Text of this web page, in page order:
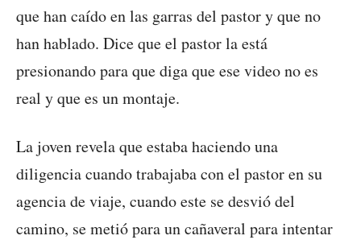
que han caído en las garras del pastor y que no
han hablado. Dice que el pastor la está
presionando para que diga que ese video no es
real y que es un montaje.
La joven revela que estaba haciendo una
diligencia cuando trabajaba con el pastor en su
agencia de viaje, cuando este se desvió del
camino, se metió para un cañaveral para intentar